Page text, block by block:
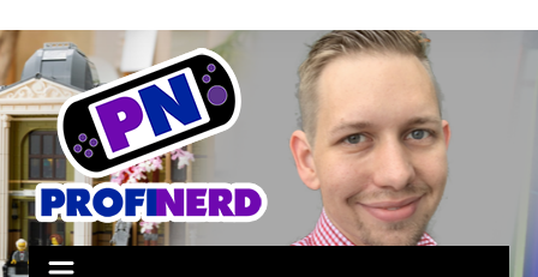
Inhalt
springen